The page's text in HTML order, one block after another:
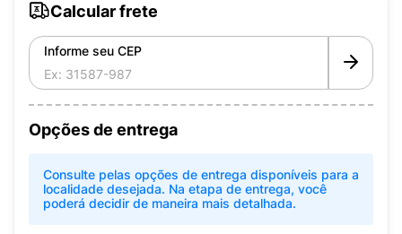
Calcular frete
Informe seu CEP
Opções de entrega
Consulte pelas opções de entrega disponíveis para a
localidade desejada. Na etapa de entrega, você
poderá decidir de maneira mais detalhada.